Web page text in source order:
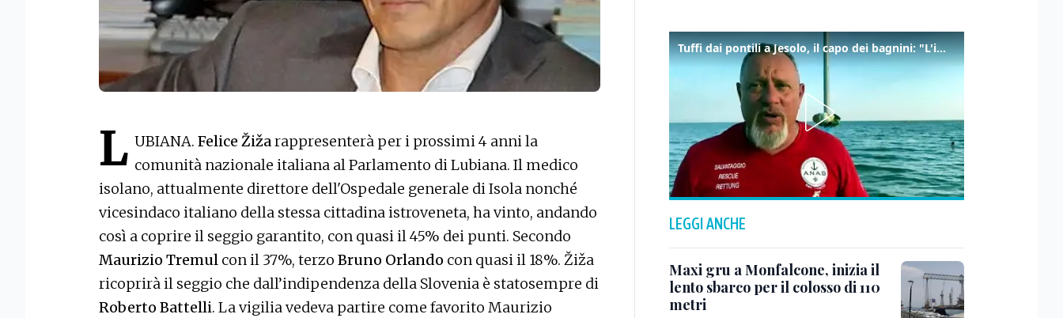
L UBIANA. Felice Žižarappresenterà per i prossimi 4 anni la
comunità nazionale italiana al Parlamento di Lubiana. Il medico
isolano, attualmente direttore dell'Ospedale generale di Isola nonché
vicesindaco italiano della stessa cittadina istroveneta, ha vinto, andando
così a coprire il seggio garantito, con quasi il 45% dei punti. Secondo
Maurizio Tremul con il 37%, terzo Bruno Orlando con quasi il 18%. Žiža
ricoprirà il seggio che dall’indipendenza della Slovenia è statosempre di
Roberto Battelli. La vigilia vedeva partire come favorito Maurizio
Tuffi dai pontili a Jesolo, il capo dei bagnini: "L'impegno di tutti per evitare altre tragedie"
LEGGI ANCHE
Maxi gru a Monfalcone, inizia il
lento sbarco per il colosso di 110
metri